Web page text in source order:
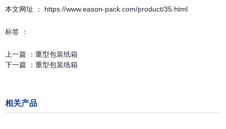
本文网址 ： https://www.eason-pack.com/product/35.html
标签 ：
上一篇 ： 重型包装纸箱
下一篇 ： 重型包装纸箱
相关产品